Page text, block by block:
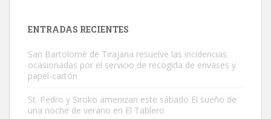
ENTRADAS RECIENTES
San Bartolomé de Tirajana resuelve las incidencias
ocasionadas por el servicio de recogida de envases y
papel-cartón
St. Pedro y Siroko amenizan este sábado El sueño de
una noche de verano en El Tablero